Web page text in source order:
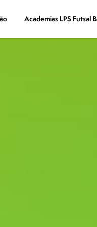
Academias LPS Futsal
Academias LPS Futsal